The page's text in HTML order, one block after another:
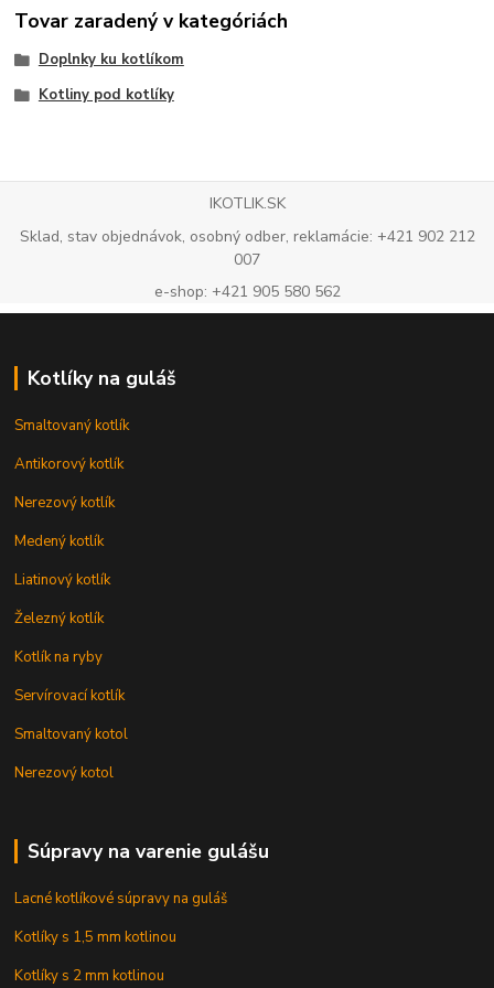
Tovar zaradený v kategóriách
Doplnky ku kotlíkom
Kotliny pod kotlíky
IKOTLIK.SK
Sklad, stav objednávok, osobný odber, reklamácie: +421 902 212
007
e-shop: +421 905 580 562
Kotlíky na guláš
Smaltovaný kotlík
Antikorový kotlík
Nerezový kotlík
Medený kotlík
Liatinový kotlík
Železný kotlík
Kotlík na ryby
Servírovací kotlík
Smaltovaný kotol
Nerezový kotol
Súpravy na varenie gulášu
Lacné kotlíkové súpravy na guláš
Kotlíky s 1,5 mm kotlinou
Kotlíky s 2 mm kotlinou